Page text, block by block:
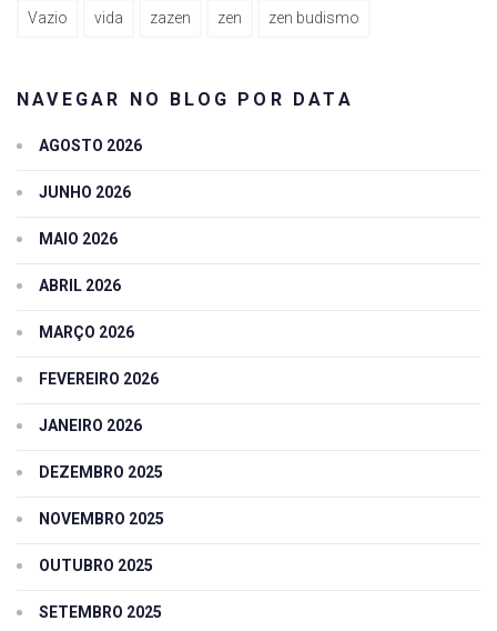
Vazio vida zazen zen zen budismo
NAVEGAR NO BLOG POR DATA
AGOSTO 2026
JUNHO 2026
MAIO 2026
ABRIL 2026
MARÇO 2026
FEVEREIRO 2026
JANEIRO 2026
DEZEMBRO 2025
NOVEMBRO 2025
OUTUBRO 2025
SETEMBRO 2025